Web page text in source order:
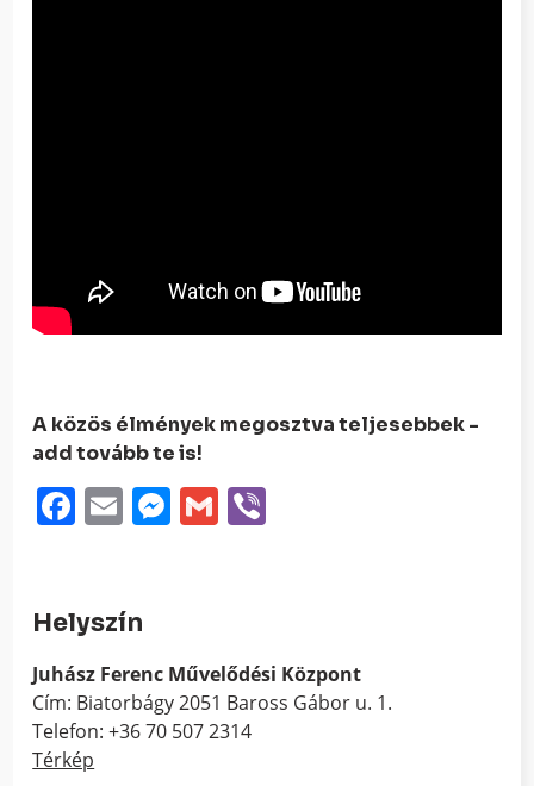
A közös élmények megosztva teljesebbek -
add tovább te is!
Facebook
EmailMessenger
Gmail
Helyszín
Juhász Ferenc Művelődési Központ
Cím: Biatorbágy 2051 Baross Gábor u. 1.
Telefon: +36 70 507 2314
Térkép